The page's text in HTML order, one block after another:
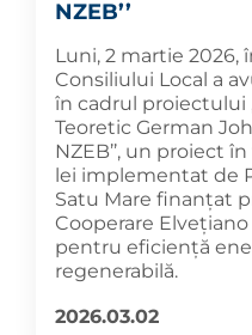
NZEB’’
Luni, 2 martie 2026,
Consiliului Local a
în cadrul proiectului
Teoretic German
NZEB’’, un proiect
lei implementat de
Satu Mare finanțat
Cooperare
pentru eficiență
regenerabilă.
2026.03.02